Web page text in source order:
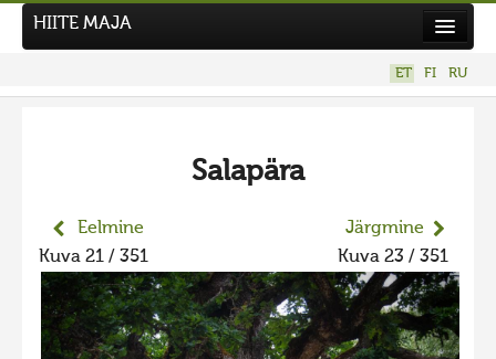
Uudised
Tegutse
Kuvavõistlused
UUS KUVAVÕISTLUS
HIITE MAJA
ET FI RU
Salapära
Eelmine
Kuva 21 / 351
Järgmine
Kuva 23 / 351